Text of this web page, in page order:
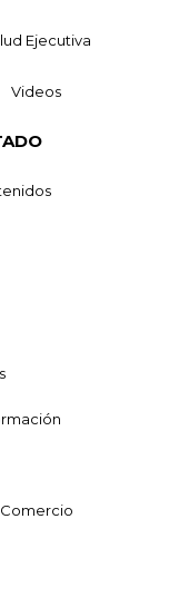
Ejecutiva
Videos